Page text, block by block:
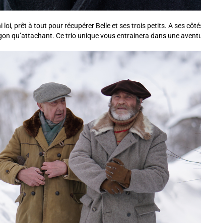
prêt à tout pour récupérer Belle et ses trois petits. A ses
qu’attachant. Ce trio unique vous entrainera dans une